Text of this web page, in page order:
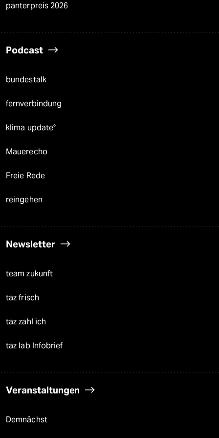
panterpreis 2026
Podcast
bundestalk
fernverbindung
klima update°
Mauerecho
Freie Rede
reingehen
Newsletter
team zukunft
taz frisch
taz zahl ich
taz lab Infobrief
Veranstaltungen
Demnächst